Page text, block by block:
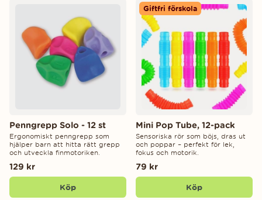
Penngrepp Solo - 12 st
Ergonomiskt penngrepp som
hjälper barn att hitta rätt grepp
och utveckla finmotoriken.
129 kr
Köp
Giftfri förskola
Mini Pop Tube, 12-pack
Sensoriska rör som böjs, dras ut
och poppar – perfekt för lek,
fokus och motorik.
79 kr
Köp